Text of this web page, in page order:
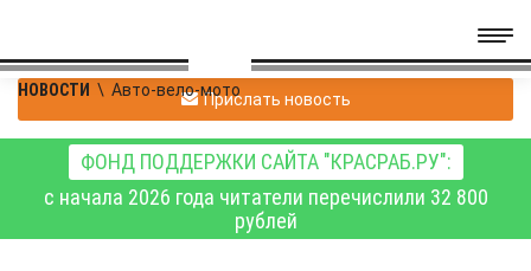
НОВОСТИ \ Авто-вело-мотоПрислать новость
ФОНД ПОДДЕРЖКИ САЙТА "КРАСРАБ.РУ":
с начала 2026 года читатели перечислили 32 800
рублей